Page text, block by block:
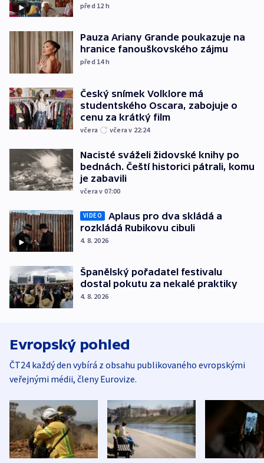
před 12 h
Pauza Ariany Grande poukazuje na
hranice fanouškovského zájmu
před 14h
Český snímek Volklore má
studentského Oscara, zabojuje o
cenu za krátký film
včera včera v 22:24
Nacisté sváželi židovské knihy po
bednách. Čeští historici pátrali, komu
je zabavili
včera v 07:00
VIDEO
Aplaus pro dva skládá a
rozkládá Rubikovu cibuli
4. 8. 2026
Španělský pořadatel festivalu
dostal pokutu za nekalé praktiky
4. 8. 2026
Evropský pohled
ČT24 každý den vybírá z obsahu publikovaného evropskými
veřejnými médii, členy Eurovize.